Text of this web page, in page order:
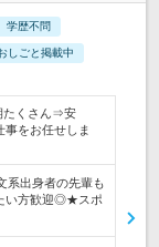
学歴不問
しごと掲載中
たくさん⇒安
事をお任せしま
系出身者の先輩も
い方歓迎◎★スポ